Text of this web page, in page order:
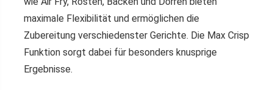
maximale Flexibilität und ermöglichen die
Zubereitung verschiedenster Gerichte. Die Max Crisp
Funktion sorgt dabei für besonders knusprige
Ergebnisse.